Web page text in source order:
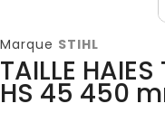
Marque STIHL
TAILLE HAIES
HS 45 450